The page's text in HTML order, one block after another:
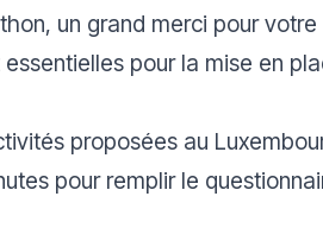
un grand merci pour
pour la mise en
proposées au
pour remplir le